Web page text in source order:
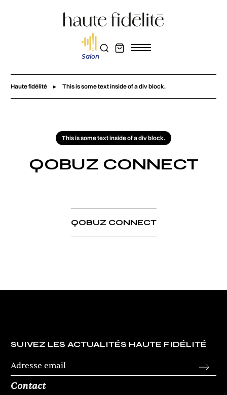
Salon
Haute fidélité This is some text inside of a div block.
This is some text inside of a div block.
QOBUZ CONNECT
QOBUZ CONNECT
SUIVEZ LES ACTUALITÉS HAUTE FIDÉLITÉ
Contact